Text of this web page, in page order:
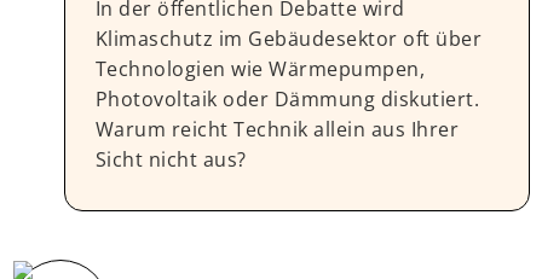
In der öffentlichen Debatte wird
Klimaschutz im Gebäudesektor oft über
Technologien wie Wärmepumpen,
Photovoltaik oder Dämmung diskutiert.
Warum reicht Technik allein aus Ihrer
Sicht nicht aus?